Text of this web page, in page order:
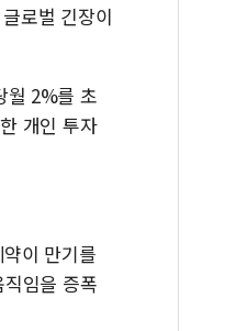
로벌 긴장이
월 2%를 초
개인 투자
이 만기를
임을 증폭